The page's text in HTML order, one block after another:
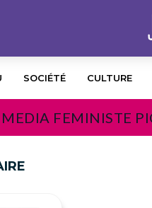
SOCIÉTÉ CULTURE
MEDIA FEMINISTE